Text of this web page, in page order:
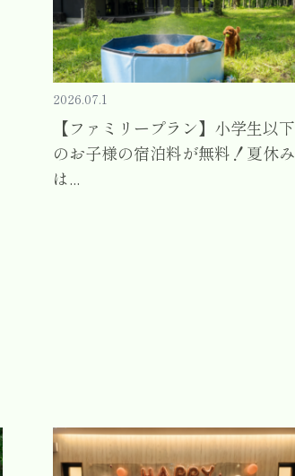
2026.07.1
【ファミリープラン】小学生以下
のお子様の宿泊料が無料！夏休み
は...